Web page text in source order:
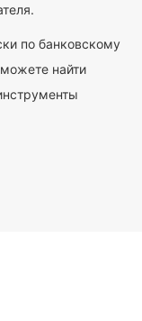
по банковскому
найти